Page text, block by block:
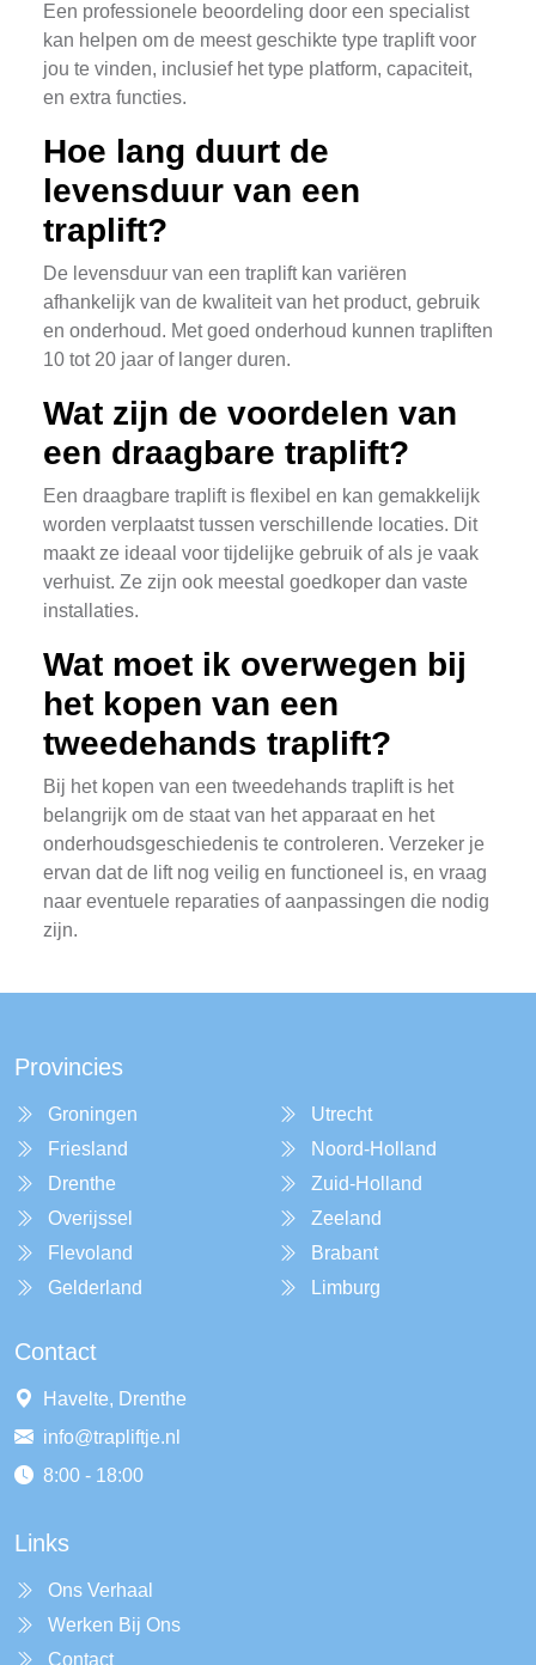
Een professionele beoordeling door een specialist
kan helpen om de meest geschikte type traplift voor
jou te vinden, inclusief het type platform, capaciteit,
en extra functies.
Hoe lang duurt de
levensduur van een
traplift?
De levensduur van een traplift kan variëren
afhankelijk van de kwaliteit van het product, gebruik
en onderhoud. Met goed onderhoud kunnen trapliften
10 tot 20 jaar of langer duren.
Wat zijn de voordelen van
een draagbare traplift?
Een draagbare traplift is flexibel en kan gemakkelijk
worden verplaatst tussen verschillende locaties. Dit
maakt ze ideaal voor tijdelijke gebruik of als je vaak
verhuist. Ze zijn ook meestal goedkoper dan vaste
installaties.
Wat moet ik overwegen bij
het kopen van een
tweedehands traplift?
Bij het kopen van een tweedehands traplift is het
belangrijk om de staat van het apparaat en het
onderhoudsgeschiedenis te controleren. Verzeker je
ervan dat de lift nog veilig en functioneel is, en vraag
naar eventuele reparaties of aanpassingen die nodig
zijn.
Provincies
Groningen
Friesland
Drenthe
Overijssel
Flevoland
Gelderland
Utrecht
Noord-Holland
Zuid-Holland
Zeeland
Brabant
Limburg
Contact
Havelte, Drenthe
info@trapliftje.nl
8:00 - 18:00
Links
Ons Verhaal
Werken Bij Ons
Contact